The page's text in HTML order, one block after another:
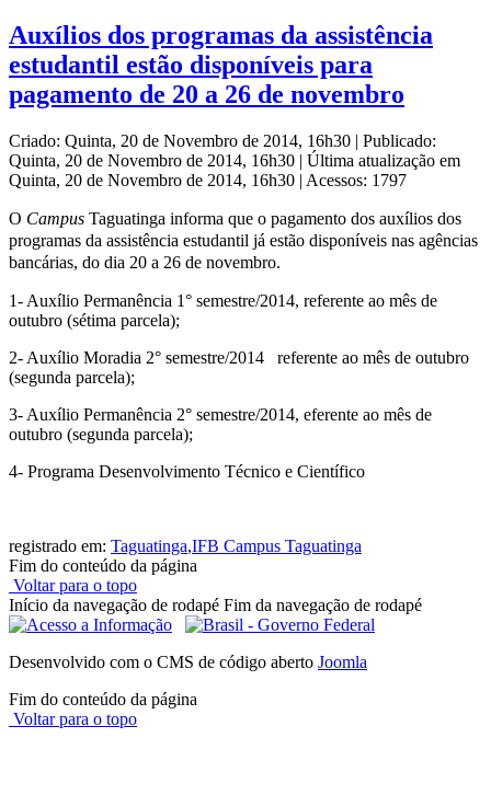
Auxílios dos programas da assistência
estudantil estão disponíveis para
pagamento de 20 a 26 de novembro
Criado: Quinta, 20 de Novembro de 2014, 16h30 | Publicado:
Quinta, 20 de Novembro de 2014, 16h30 | Última atualização em
Quinta, 20 de Novembro de 2014, 16h30 | Acessos: 1797
O Campus Taguatinga informa que o pagamento dos auxílios dos
programas da assistência estudantil já estão disponíveis nas agências
bancárias, do dia 20 a 26 de novembro.
1- Auxílio Permanência 1° semestre/2014, referente ao mês de
outubro (sétima parcela);
2- Auxílio Moradia 2° semestre/2014 referente ao mês de outubro
(segunda parcela);
3- Auxílio Permanência 2° semestre/2014, eferente ao mês de
outubro (segunda parcela);
4- Programa Desenvolvimento Técnico e Científico
registrado em: Taguatinga,IFB Campus Taguatinga
Fim do conteúdo da página
Voltar para o topo
Início da navegação de rodapé Fim da navegação de rodapé
Desenvolvido com o CMS de código aberto Joomla
Fim do conteúdo da página
Voltar para o topo